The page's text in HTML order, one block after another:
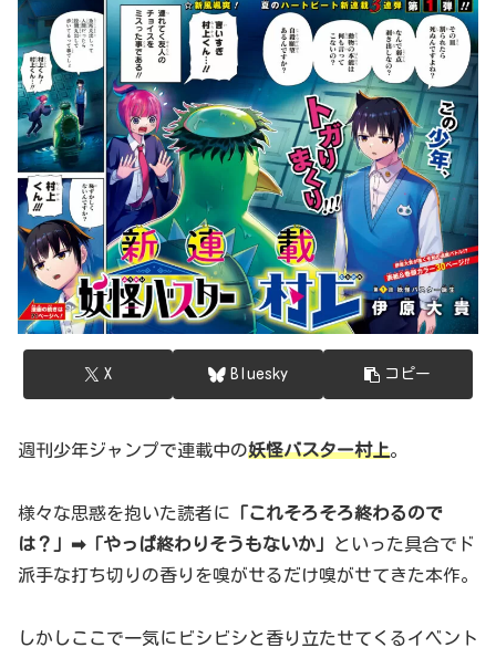
X Bluesky コピー
週刊少年ジャンプで連載中の妖怪バスター村上。
様々な思惑を抱いた読者に 「これそろそろ終わるので
は？」➡「やっぱ終わりそうもないか」
といった具合でド
派手な打ち切りの香りを嗅がせるだけ嗅がせてきた本作。
しかしここで一気にビシビシと香り立たせてくるイベント